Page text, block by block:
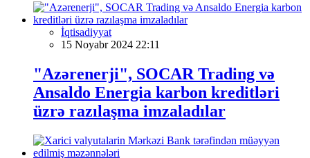
İqtisadiyyat
15 Noyabr 2024 22:11
"Azərenerji", SOCAR Trading və
Ansaldo Energia karbon kreditləri
üzrə razılaşma imzaladılar